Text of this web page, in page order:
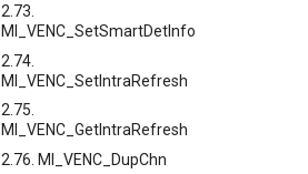
2.73.
MI_VENC_SetSmartDetInfo
2.74.
MI_VENC_SetIntraRefresh
2.75.
MI_VENC_GetIntraRefresh
2.76. MI_VENC_DupChn